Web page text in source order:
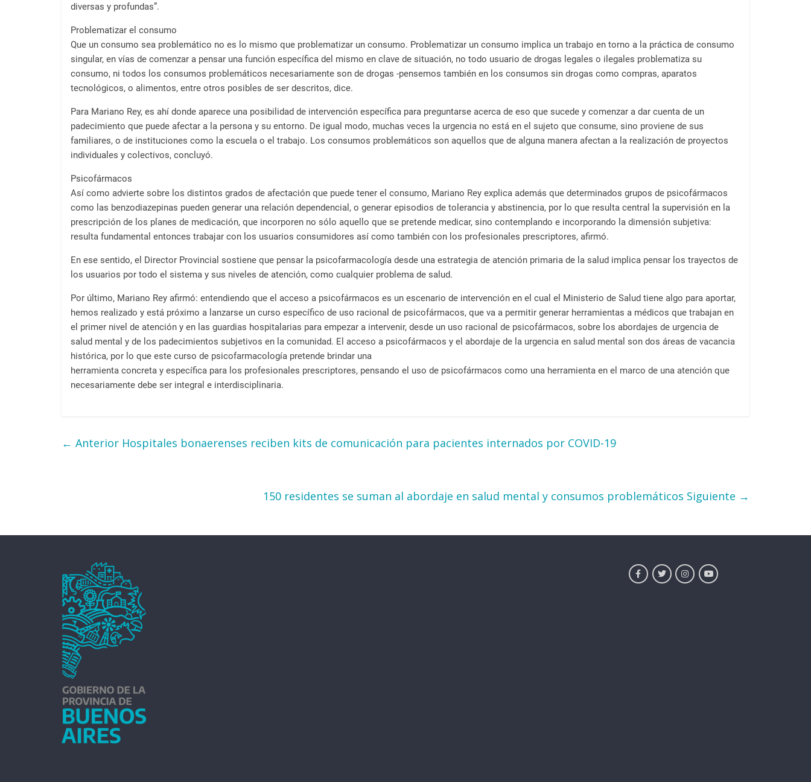
diversas y profundas”.
Problematizar el consumo
Que un consumo sea problemático no es lo mismo que problematizar un consumo. Problematizar un consumo implica un trabajo en torno a la práctica de consumo
singular, en vías de comenzar a pensar una función específica del mismo en clave de situación, no todo usuario de drogas legales o ilegales problematiza su
consumo, ni todos los consumos problemáticos necesariamente son de drogas -pensemos también en los consumos sin drogas como compras, aparatos
tecnológicos, o alimentos, entre otros posibles de ser descritos, dice.
Para Mariano Rey, es ahí donde aparece una posibilidad de intervención específica para preguntarse acerca de eso que sucede y comenzar a dar cuenta de un
padecimiento que puede afectar a la persona y su entorno. De igual modo, muchas veces la urgencia no está en el sujeto que consume, sino proviene de sus
familiares, o de instituciones como la escuela o el trabajo. Los consumos problemáticos son aquellos que de alguna manera afectan a la realización de proyectos
individuales y colectivos, concluyó.
Psicofármacos
Así como advierte sobre los distintos grados de afectación que puede tener el consumo, Mariano Rey explica además que determinados grupos de psicofármacos
como las benzodiazepinas pueden generar una relación dependencial, o generar episodios de tolerancia y abstinencia, por lo que resulta central la supervisión en la
prescripción de los planes de medicación, que incorporen no sólo aquello que se pretende medicar, sino contemplando e incorporando la dimensión subjetiva:
resulta fundamental entonces trabajar con los usuarios consumidores así como también con los profesionales prescriptores, afirmó.
En ese sentido, el Director Provincial sostiene que pensar la psicofarmacología desde una estrategia de atención primaria de la salud implica pensar los trayectos de
los usuarios por todo el sistema y sus niveles de atención, como cualquier problema de salud.
Por último, Mariano Rey afirmó: entendiendo que el acceso a psicofármacos es un escenario de intervención en el cual el Ministerio de Salud tiene algo para aportar,
hemos realizado y está próximo a lanzarse un curso específico de uso racional de psicofármacos, que va a permitir generar herramientas a médicos que trabajan en
el primer nivel de atención y en las guardias hospitalarias para empezar a intervenir, desde un uso racional de psicofármacos, sobre los abordajes de urgencia de
salud mental y de los padecimientos subjetivos en la comunidad. El acceso a psicofármacos y el abordaje de la urgencia en salud mental son dos áreas de vacancia
histórica, por lo que este curso de psicofarmacología pretende brindar una
herramienta concreta y específica para los profesionales prescriptores, pensando el uso de psicofármacos como una herramienta en el marco de una atención que
necesariamente debe ser integral e interdisciplinaria.
← Anterior Hospitales bonaerenses reciben kits de comunicación para pacientes internados por COVID-19
150 residentes se suman al abordaje en salud mental y consumos problemáticos Siguiente →